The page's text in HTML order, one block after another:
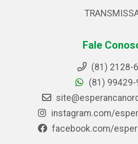
Fale
(81) 2128-
(81) 99429-
instagram.com/
facebook.com/